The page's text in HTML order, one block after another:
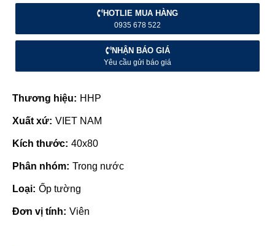
HOTLIE MUA HÀNG
0935 678 522
NHẬN BÁO GIÁ
Yêu cầu gửi báo giá
Thương hiệu: HHP
Xuất xứ: VIET NAM
Kích thước: 40x80
Phân nhóm: Trong nước
Loại: Ốp tường
Đơn vị tính: Viên